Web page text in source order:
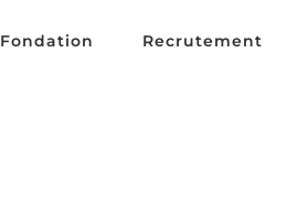
Fondation Recrutement